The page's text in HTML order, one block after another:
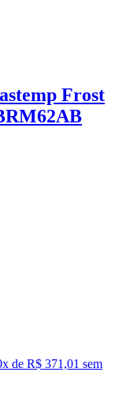
Frost
x de R$ 371,01 sem